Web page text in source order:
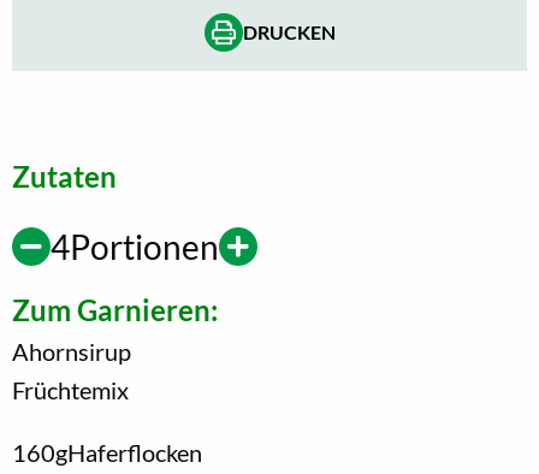
DRUCKEN
Zutaten
4Portionen
Zum Garnieren:
Ahornsirup
Früchtemix
160gHaferflocken